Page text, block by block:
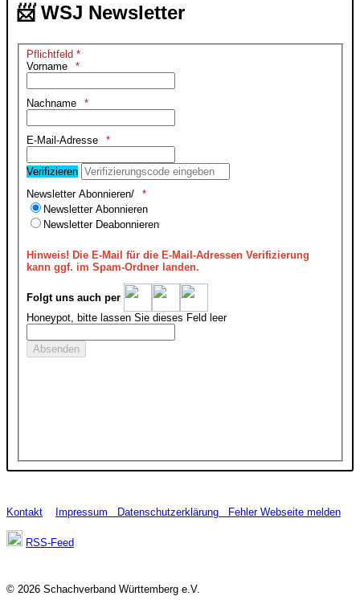
📨 WSJ Newsletter
Pflichtfeld *
Vorname
Nachname
E-Mail-Adresse
Verifizieren
Newsletter Abonnieren/
Newsletter Abonnieren
Newsletter Deabonnieren
Hinweis! Die E-Mail für die E-Mail-Adressen Verifizierung
kann ggf. im Spam-Ordner landen.
Folgt uns auch per
Honeypot, bitte lassen Sie dieses Feld leer
Kontakt Impressum Datenschutzerklärung Fehler Webseite melden
RSS-Feed
© 2026 Schachverband Württemberg e.V.